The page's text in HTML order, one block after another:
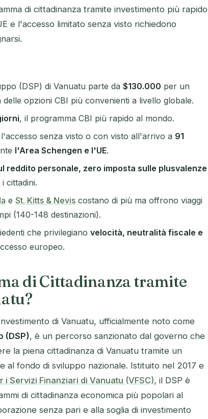
di cittadinanza tramite investimento più rapido
e l'accesso limitato senza visto richiedono
(DSP) di Vanuatu parte da $130.000 per un
opzioni CBI più convenienti a livello globale.
, il programma CBI più rapido al mondo.
senza visto o con visto all'arrivo a 91
l'Area Schengen e l'UE.
reddito personale, zero imposta sulle plusvalenze
cittadini.
e St. Kitts & Nevis costano di più ma offrono viaggi
(140-148 destinazioni).
che privilegiano velocità, neutralità fiscale e
europeo.
di Cittadinanza tramite
di Vanuatu, ufficialmente noto come
(DSP), è un percorso sanzionato dal governo che
la piena cittadinanza di Vanuatu tramite un
al fondo di sviluppo nazionale. Istituito nel 2017 e
i Servizi Finanziari di Vanuatu (VFSC), il DSP è
di cittadinanza economica più popolari al
senza pari e alla soglia di investimento